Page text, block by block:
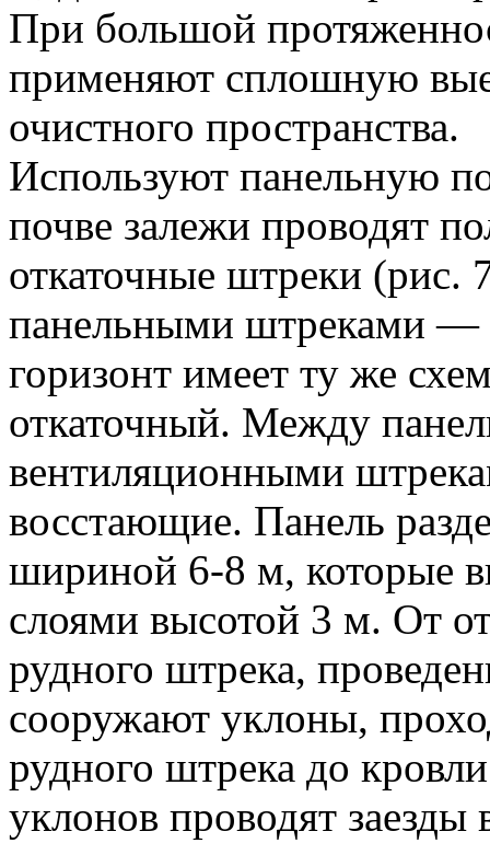
При большой
применяют сплошную
очистного пространства.
Используют панельную
почве залежи проводят
откаточные штреки (рис.
панельными штреками —
горизонт имеет ту же
откаточный. Между
вентиляционными
восстающие. Панель
шириной 6-8 м, которые
слоями высотой 3 м. От
рудного штрека,
сооружают уклоны,
рудного штрека до
уклонов проводят